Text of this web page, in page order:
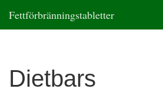
Fettförbränningstabletter
Dietbars